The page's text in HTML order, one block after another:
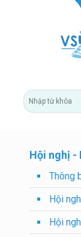
Hội nghị -
Thông
Hội
Hội